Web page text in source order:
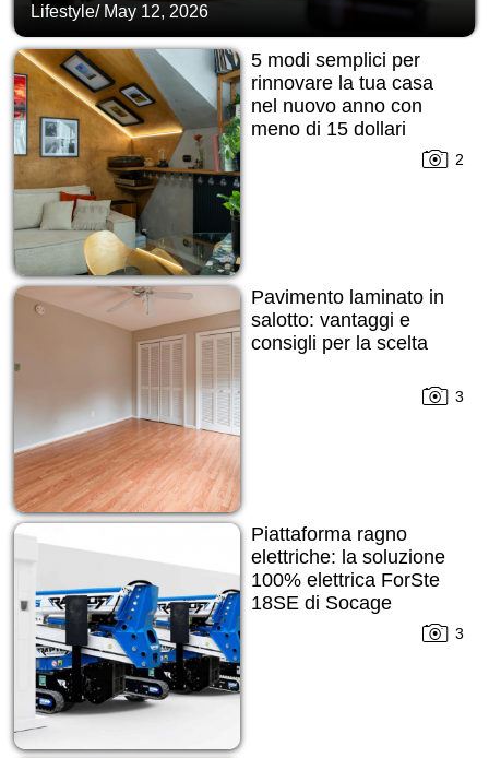
Lifestyle/ May 12, 2026
5 modi semplici per
rinnovare la tua casa
nel nuovo anno con
meno di 15 dollari
2
Pavimento laminato in
salotto: vantaggi e
consigli per la scelta
3
Piattaforma ragno
elettriche: la soluzione
100% elettrica ForSte
18SE di Socage
3